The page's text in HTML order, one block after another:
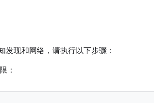
发现和网络，请执行以下步骤：
：